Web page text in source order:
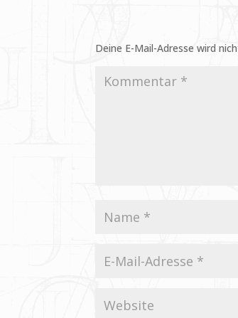
Deine E-Mail-Adresse wird